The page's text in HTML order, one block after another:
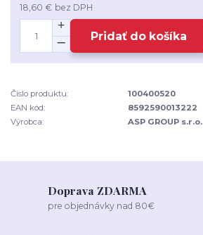
18,60 € bez DPH
Pridať do košíka
Číslo produktu:
100400520
EAN kód:
8592590013222
Výrobca:
ASP GROUP s.r.o.
Doprava ZDARMA
pre objednávky nad 80€